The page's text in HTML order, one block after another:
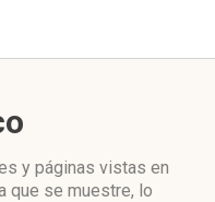
y páginas vistas en
que se muestre, lo